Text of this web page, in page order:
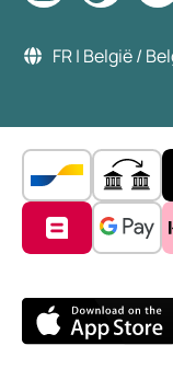
FR | België /